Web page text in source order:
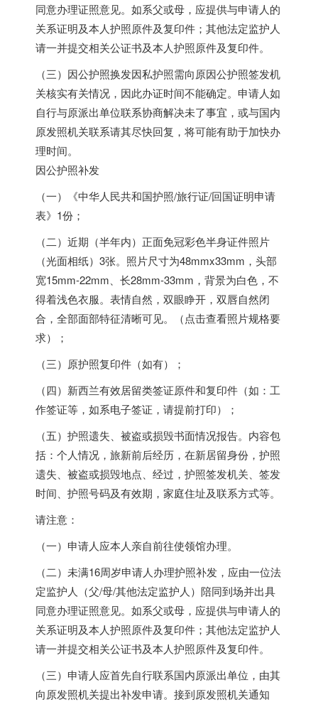
同意办理证照意见。如系父或母，应提供与申请人的
关系证明及本人护照原件及复印件；其他法定监护人
请一并提交相关公证书及本人护照原件及复印件。
（三）因公护照换发因私护照需向原因公护照签发机
关核实有关情况，因此办证时间不能确定。申请人如
自行与原派出单位联系协商解决未了事宜，或与国内
原发照机关联系请其尽快回复，将可能有助于加快办
理时间。
因公护照补发
（一）《中华人民共和国护照/旅行证/回国证明申请
表》1份；
（二）近期（半年内）正面免冠彩色半身证件照片
（光面相纸）3张。照片尺寸为48mmx33mm，头部
宽15mm-22mm、长28mm-33mm，背景为白色，不
得着浅色衣服。表情自然，双眼睁开，双唇自然闭
合，全部面部特征清晰可见。（点击查看照片规格要
求）；
（三）原护照复印件（如有）；
（四）新西兰有效居留类签证原件和复印件（如：工
作签证等，如系电子签证，请提前打印）；
（五）护照遗失、被盗或损毁书面情况报告。内容包
括：个人情况，旅新前后经历，在新居留身份，护照
遗失、被盗或损毁地点、经过，护照签发机关、签发
时间、护照号码及有效期，家庭住址及联系方式等。
请注意：
（一）申请人应本人亲自前往使领馆办理。
（二）未满16周岁申请人办理护照补发，应由一位法
定监护人（父/母/其他法定监护人）陪同到场并出具
同意办理证照意见。如系父或母，应提供与申请人的
关系证明及本人护照原件及复印件；其他法定监护人
请一并提交相关公证书及本人护照原件及复印件。
（三）申请人应首先自行联系国内原派出单位，由其
向原发照机关提出补发申请。接到原发照机关通知